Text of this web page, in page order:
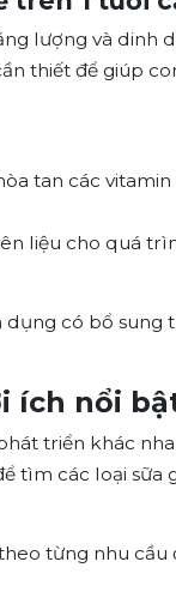
lượng và dinh
thiết để giúp
tan các
liệu cho quá
dụng có bổ
ích nổi
triển khác
tìm các loại sữa
từng nhu cầu